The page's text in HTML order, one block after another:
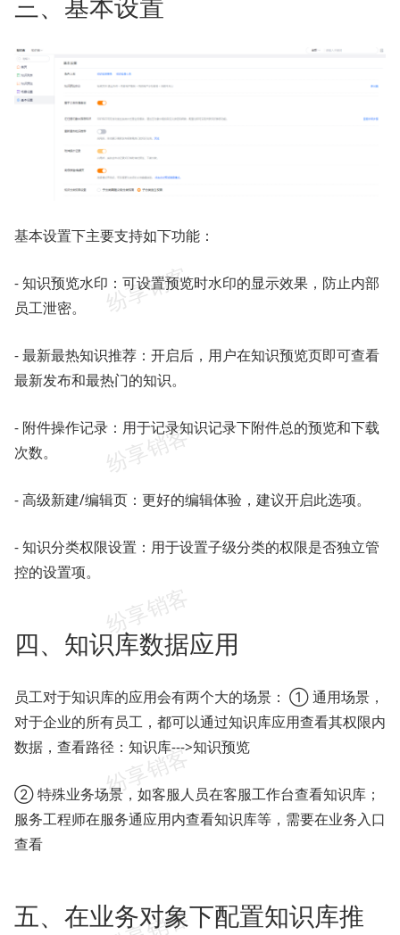
基本设置下主要支持如下功能：
- 知识预览水印：可设置预览时水印的显示效果，防止内部
员工泄密。
- 最新最热知识推荐：开启后，用户在知识预览页即可查看
最新发布和最热门的知识。
- 附件操作记录：用于记录知识记录下附件总的预览和下载
次数。
- 高级新建/编辑页：更好的编辑体验，建议开启此选项。
- 知识分类权限设置：用于设置子级分类的权限是否独立管
控的设置项。
四、知识库数据应用
员工对于知识库的应用会有两个大的场景： ① 通用场景，
对于企业的所有员工，都可以通过知识库应用查看其权限内
数据，查看路径：知识库--->知识预览
② 特殊业务场景，如客服人员在客服工作台查看知识库；
服务工程师在服务通应用内查看知识库等，需要在业务入口
查看
五、在业务对象下配置知识库推